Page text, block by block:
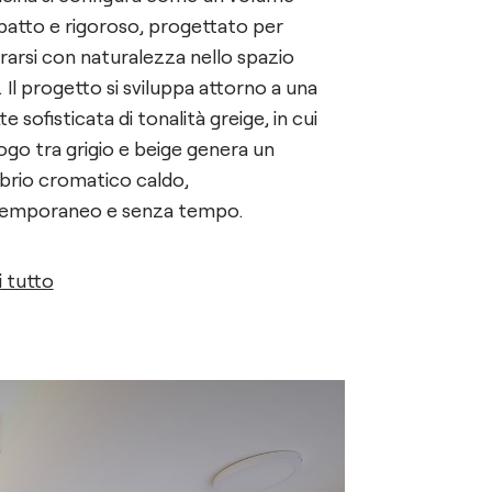
e rigoroso, progettato per
con naturalezza nello spazio
Il progetto si sviluppa attorno a una
sofisticata di tonalità greige, in cui
tra grigio e beige genera un
cromatico caldo,
e senza tempo.
centrale è la penisola,
monolitico leggero, in cui il
contribuisce a uniformare e
tutto